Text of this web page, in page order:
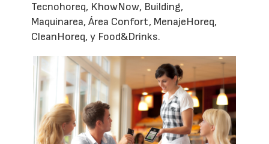
Tecnohoreq, KhowNow, Building,
Maquinarea, Área Confort, MenajeHoreq,
CleanHoreq, y Food&Drinks.